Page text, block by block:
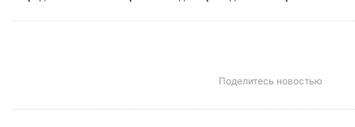
Поделитесь новостью